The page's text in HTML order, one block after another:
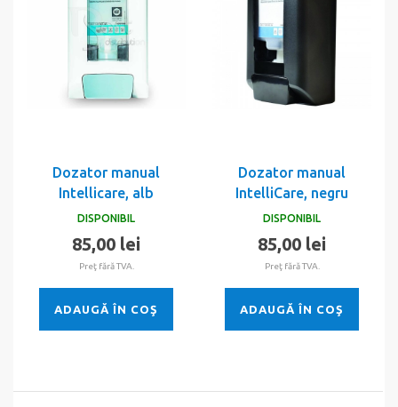
Dozator manual
Intellicare, alb
DISPONIBIL
85,00 lei
Preţ fără TVA.
ADAUGĂ ÎN COŞ
Dozator manual
IntelliCare, negru
DISPONIBIL
85,00 lei
Preţ fără TVA.
ADAUGĂ ÎN COŞ